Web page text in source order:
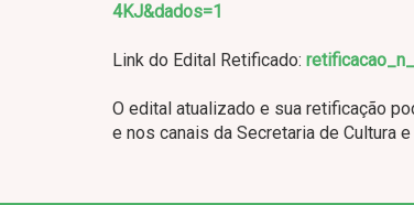
4KJ&dados=1
Link do Edital Retificado:
O edital atualizado e sua retificação
e nos canais da Secretaria de Cultura e